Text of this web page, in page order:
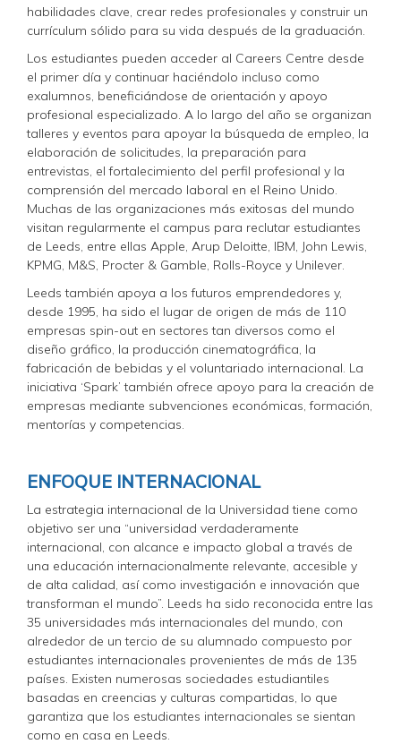
habilidades clave, crear redes profesionales y construir un
currículum sólido para su vida después de la graduación.
Los estudiantes pueden acceder al Careers Centre desde
el primer día y continuar haciéndolo incluso como
exalumnos, beneficiándose de orientación y apoyo
profesional especializado. A lo largo del año se organizan
talleres y eventos para apoyar la búsqueda de empleo, la
elaboración de solicitudes, la preparación para
entrevistas, el fortalecimiento del perfil profesional y la
comprensión del mercado laboral en el Reino Unido.
Muchas de las organizaciones más exitosas del mundo
visitan regularmente el campus para reclutar estudiantes
de Leeds, entre ellas Apple, Arup Deloitte, IBM, John Lewis,
KPMG, M&S, Procter & Gamble, Rolls-Royce y Unilever.
Leeds también apoya a los futuros emprendedores y,
desde 1995, ha sido el lugar de origen de más de 110
empresas spin-out en sectores tan diversos como el
diseño gráfico, la producción cinematográfica, la
fabricación de bebidas y el voluntariado internacional. La
iniciativa ‘Spark’ también ofrece apoyo para la creación de
empresas mediante subvenciones económicas, formación,
mentorías y competencias.
ENFOQUE INTERNACIONAL
La estrategia internacional de la Universidad tiene como
objetivo ser una “universidad verdaderamente
internacional, con alcance e impacto global a través de
una educación internacionalmente relevante, accesible y
de alta calidad, así como investigación e innovación que
transforman el mundo”. Leeds ha sido reconocida entre las
35 universidades más internacionales del mundo, con
alrededor de un tercio de su alumnado compuesto por
estudiantes internacionales provenientes de más de 135
países. Existen numerosas sociedades estudiantiles
basadas en creencias y culturas compartidas, lo que
garantiza que los estudiantes internacionales se sientan
como en casa en Leeds.